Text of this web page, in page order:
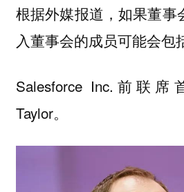
根据外媒报道，如果董事
入董事会的成员可能会包
Salesforce Inc.前联
Taylor。